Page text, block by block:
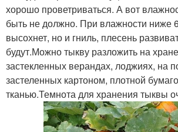
хорошо проветриваться. А вот
быть не должно. При влажности ниже
высохнет, но и гниль, плесень
будут.Можно тыкву разложить на
застекленных верандах, лоджиях, на
застеленных картоном, плотной
тканью.Темнота для хранения тыквы